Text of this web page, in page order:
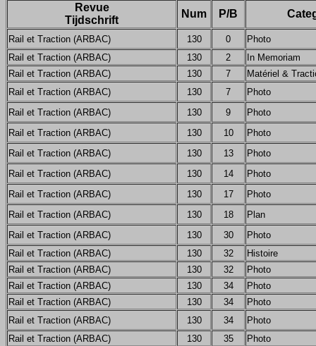
Revue
Tijdschrift
Num P/B
Rail et Traction (ARBAC) 130 0
Photo
Rail et Traction (ARBAC)
130 2
In Memoriam
Rail et Traction (ARBAC)
130 7
Matériel &
Rail et Traction (ARBAC)
130 7
Photo
Rail et Traction (ARBAC)
130 9
Photo
Rail et Traction (ARBAC)
130 10
Photo
Rail et Traction (ARBAC)
130 13
Photo
Rail et Traction (ARBAC)
130 14
Photo
Rail et Traction (ARBAC)
130 17
Photo
Rail et Traction (ARBAC)
130 18
Plan
Rail et Traction (ARBAC)
130 30
Photo
Rail et Traction (ARBAC)
130 32
Histoire
Rail et Traction (ARBAC)
130 32
Photo
Rail et Traction (ARBAC)
130 34
Photo
Rail et Traction (ARBAC)
130 34
Photo
Rail et Traction (ARBAC)
130 34
Photo
Rail et Traction (ARBAC)
130 35
Photo